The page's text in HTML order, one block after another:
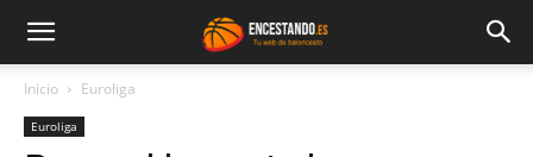
Inicio Euroliga
Euroliga